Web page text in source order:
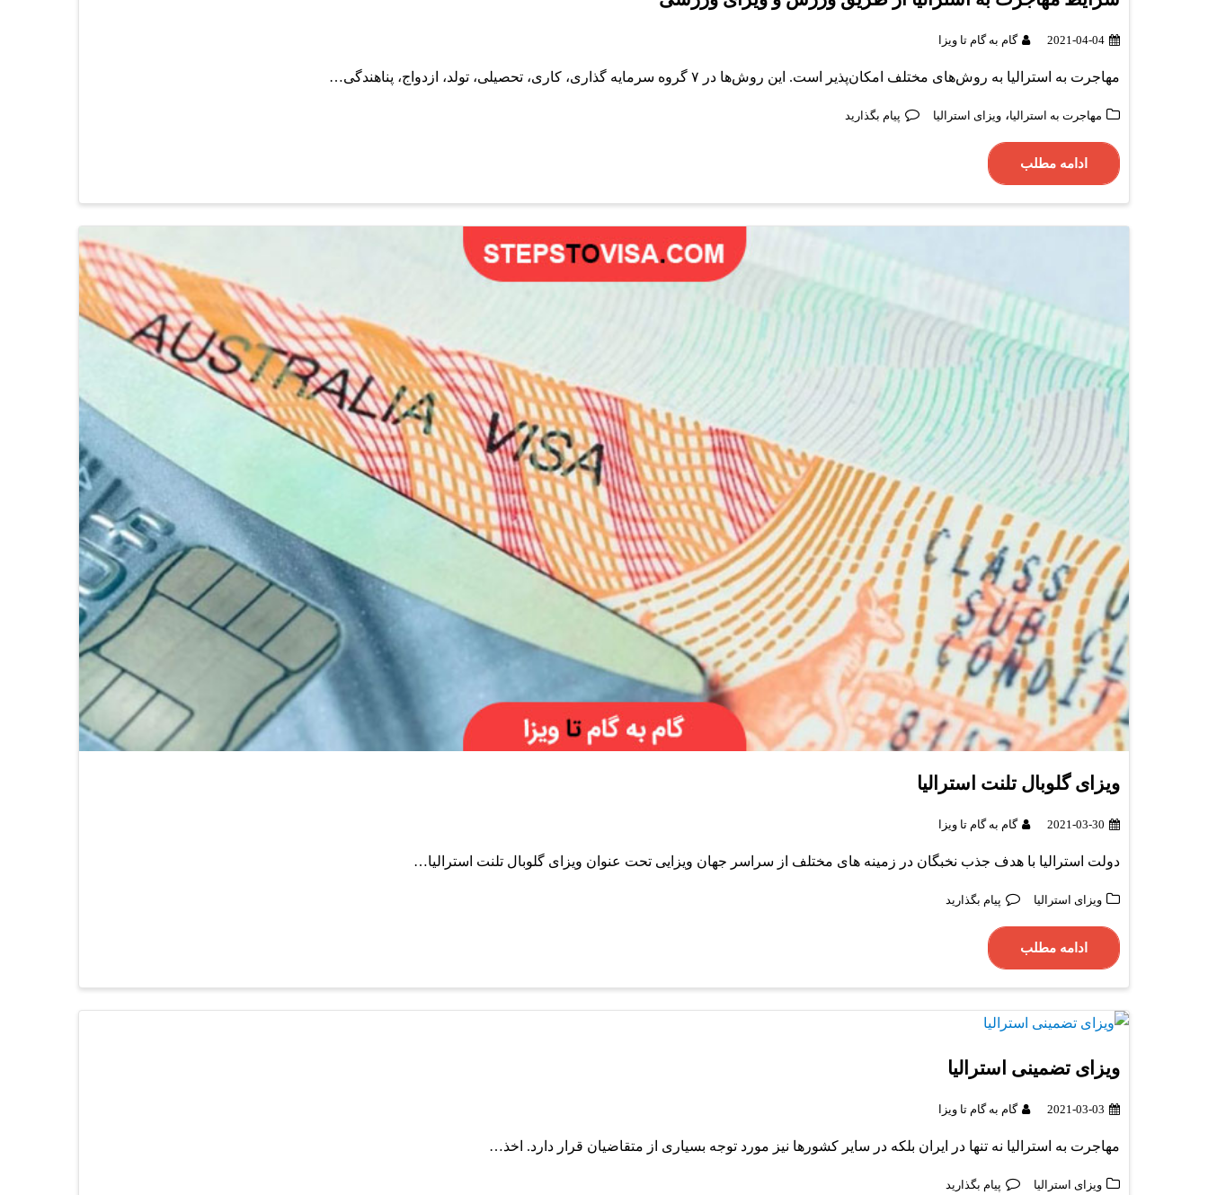
2021-04-04 گام به گام تا ویزا
مهاجرت به استرالیا به روش‌های مختلف امکان‌پذیر است. این روش‌ها در ۷ گروه سرمایه گذاری، کاری، تحصیلی، تولد، ازدواج، پناهندگی…
مهاجرت به استرالیا، ویزای استرالیا پیام بگذارید
ادامه مطلب
ویزای گلوبال تلنت استرالیا
2021-03-30 گام به گام تا ویزا
دولت استرالیا با هدف جذب نخبگان در زمینه های مختلف از سراسر جهان ویزایی تحت عنوان ویزای گلوبال تلنت استرالیا…
ویزای استرالیا پیام بگذارید
ادامه مطلب
ویزای تضمینی استرالیا
2021-03-03 گام به گام تا ویزا
مهاجرت به استرالیا نه تنها در ایران بلکه در سایر کشورها نیز مورد توجه بسیاری از متقاضیان قرار دارد. اخذ…
ویزای استرالیا پیام بگذارید